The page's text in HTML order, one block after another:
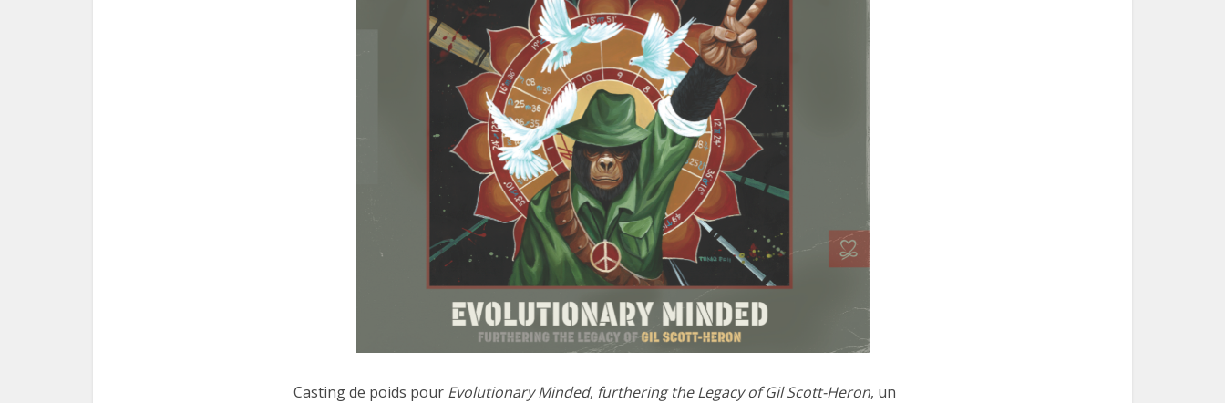
Casting de poids pour Evolutionary Minded, furthering the Legacy of Gil Scott-Heron, un